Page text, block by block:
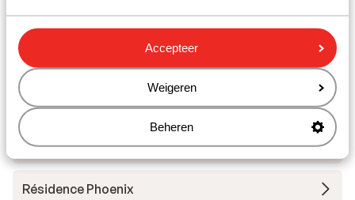
Accepteer
Weigeren
Beheren
Hôtel Club Belambra Tignes Val Claret
Résidence Boutique CGH Le Lodge des Neiges
*****
Résidence Lodges des Neiges
Résidence Phoenix